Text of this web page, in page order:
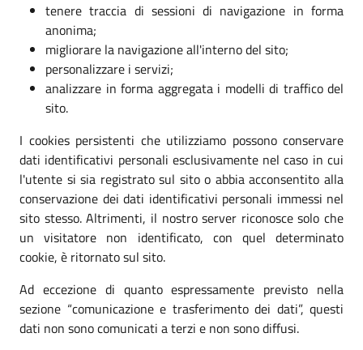
tenere traccia di sessioni di navigazione in forma
anonima;
migliorare la navigazione all'interno del sito;
personalizzare i servizi;
analizzare in forma aggregata i modelli di traffico del
sito.
I cookies persistenti che utilizziamo possono conservare
dati identificativi personali esclusivamente nel caso in cui
l'utente si sia registrato sul sito o abbia acconsentito alla
conservazione dei dati identificativi personali immessi nel
sito stesso. Altrimenti, il nostro server riconosce solo che
un visitatore non identificato, con quel determinato
cookie, è ritornato sul sito.
Ad eccezione di quanto espressamente previsto nella
sezione “comunicazione e trasferimento dei dati”, questi
dati non sono comunicati a terzi e non sono diffusi.